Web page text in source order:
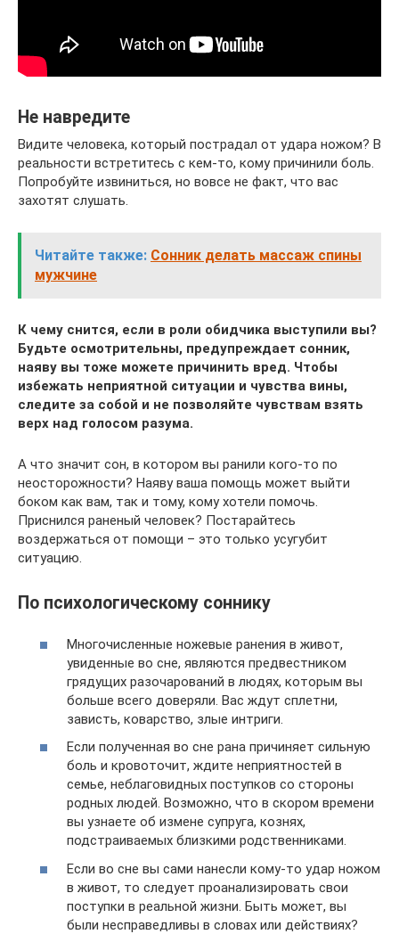
Не навредите
Видите человека, который пострадал от удара ножом? В
реальности встретитесь с кем-то, кому причинили боль.
Попробуйте извиниться, но вовсе не факт, что вас
захотят слушать.
Читайте также: Сонник делать массаж спины
мужчине
К чему снится, если в роли обидчика выступили вы?
Будьте осмотрительны, предупреждает сонник,
наяву вы тоже можете причинить вред. Чтобы
избежать неприятной ситуации и чувства вины,
следите за собой и не позволяйте чувствам взять
верх над голосом разума.
А что значит сон, в котором вы ранили кого-то по
неосторожности? Наяву ваша помощь может выйти
боком как вам, так и тому, кому хотели помочь.
Приснился раненый человек? Постарайтесь
воздержаться от помощи – это только усугубит
ситуацию.
По психологическому соннику
Многочисленные ножевые ранения в живот,
увиденные во сне, являются предвестником
грядущих разочарований в людях, которым вы
больше всего доверяли. Вас ждут сплетни,
зависть, коварство, злые интриги.
Если полученная во сне рана причиняет сильную
боль и кровоточит, ждите неприятностей в
семье, неблаговидных поступков со стороны
родных людей. Возможно, что в скором времени
вы узнаете об измене супруга, кознях,
подстраиваемых близкими родственниками.
Если во сне вы сами нанесли кому-то удар ножом
в живот, то следует проанализировать свои
поступки в реальной жизни. Быть может, вы
были несправедливы в словах или действиях?